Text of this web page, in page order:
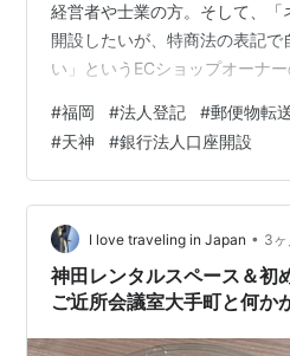
経営者や士業の方。そして、「
開設したいが、特商法の表記
い」というECショップオーナ
多くのサービスが存在しますが
分析すると、おすすめは次の通
は、まずこの中から選べば失
に最もおすすめ 🥇 GMOオフィ
能・信頼性のバランスが最も良
ィスサポート公式サイトで料
#福岡 #法人登記 #郵便物転
#天神 #銀行法人口座開設
I love traveling in Japan • 3
神田レンタルスペース＆
ご近所会議室大手町と何か